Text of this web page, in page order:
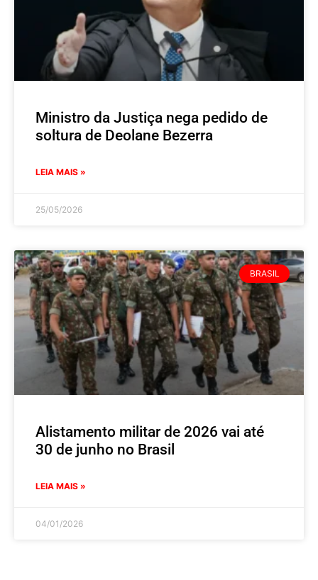
Ministro da Justiça nega pedido de
soltura de Deolane Bezerra
LEIA MAIS »
25/05/2026
BRASIL
Alistamento militar de 2026 vai até
30 de junho no Brasil
LEIA MAIS »
04/01/2026